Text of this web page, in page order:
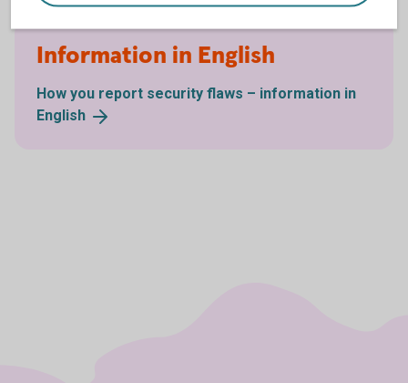
Information in English
How you report security flaws – information in
English